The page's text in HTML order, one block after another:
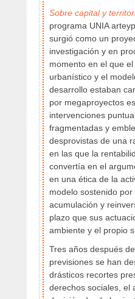
Sobre capital y
programa UNIA
surgió como un
investigación y en
momento en el que
urbanístico y el
desarrollo estaban
por megaproyectos
intervenciones
fragmentadas y
desprovistas de una
en las que la
convertía en el
en una ética de la
modelo sostenido
acumulación y
plazo que sus
ambiente y el propio
Tres años después
previsiones se han
drásticos recortes
derechos sociales, el